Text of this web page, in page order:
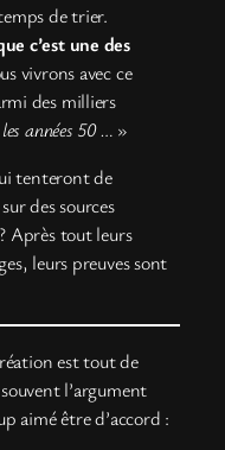
de trier.
c’est une des
vivrons avec ce
des milliers
années 50 … »
tenteront de
des sources
Après tout leurs
leurs preuves sont
est tout de
l’argument
aimé être d’accord :